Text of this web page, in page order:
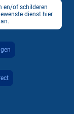
en/of schilderen
dienst hier